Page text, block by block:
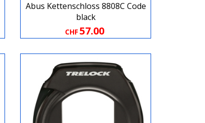
Abus Kettenschloss 8808C Code
black
CHF57.00